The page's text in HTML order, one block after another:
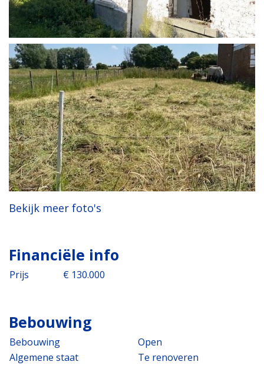
Bekijk meer foto's
Financiële info
Prijs € 130.000
Bebouwing
Bebouwing
Open
Algemene staat
Te renoveren